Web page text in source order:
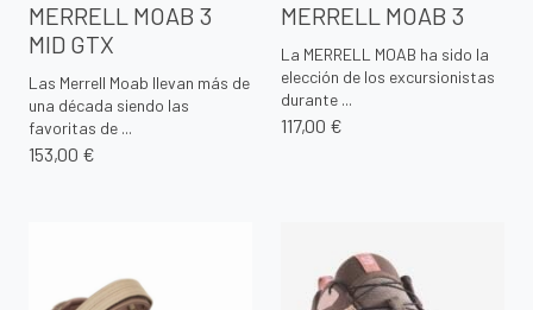
MERRELL MOAB 3
MID GTX
Las Merrell Moab llevan más de
una década siendo las
favoritas de ...
153,00 €
MERRELL MOAB 3
La MERRELL MOAB ha sido la
elección de los excursionistas
durante ...
117,00 €